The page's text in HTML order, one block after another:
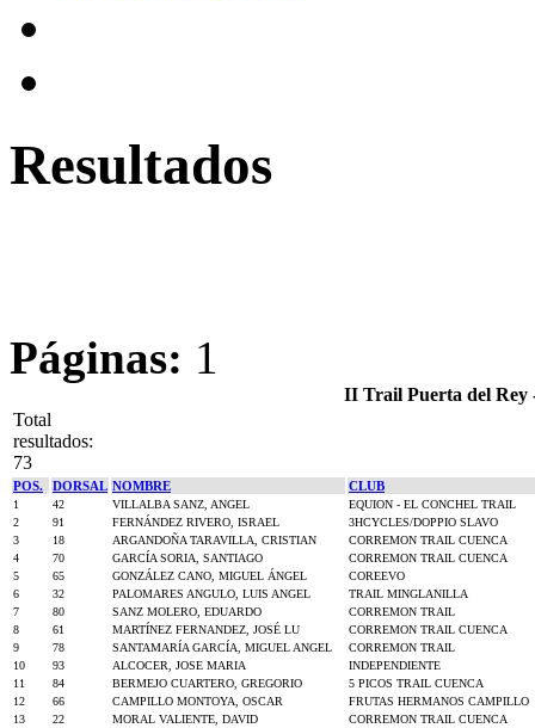
Resultados
Páginas: 1
II Trail Puerta del Rey
Total
resultados:
73
POS. DORSAL NOMBRE CLUB
1 42 VILLALBA SANZ, ANGEL
EQUION - EL CONCHEL TRAIL
2
91 FERNÁNDEZ RIVERO, ISRAEL
3HCYCLES/DOPPIO SLAVO
3
18 ARGANDOÑA TARAVILLA, CRISTIAN
CORREMON TRAIL CUENCA
4
70 GARCÍA SORIA, SANTIAGO
CORREMON TRAIL CUENCA
5
65 GONZÁLEZ CANO, MIGUEL ÁNGEL
COREEVO
6
32 PALOMARES ANGULO, LUIS ANGEL
TRAIL MINGLANILLA
7
80 SANZ MOLERO, EDUARDO
CORREMON TRAIL
8
61 MARTÍNEZ FERNANDEZ, JOSÉ LU
CORREMON TRAIL CUENCA
9
78 SANTAMARÍA GARCÍA, MIGUEL ANGEL
CORREMON TRAIL
10
93 ALCOCER, JOSE MARIA
INDEPENDIENTE
11
84 BERMEJO CUARTERO, GREGORIO
5 PICOS TRAIL CUENCA
12
66 CAMPILLO MONTOYA, OSCAR
FRUTAS HERMANOS CAMPILLO
13
22 MORAL VALIENTE, DAVID
CORREMON TRAIL CUENCA